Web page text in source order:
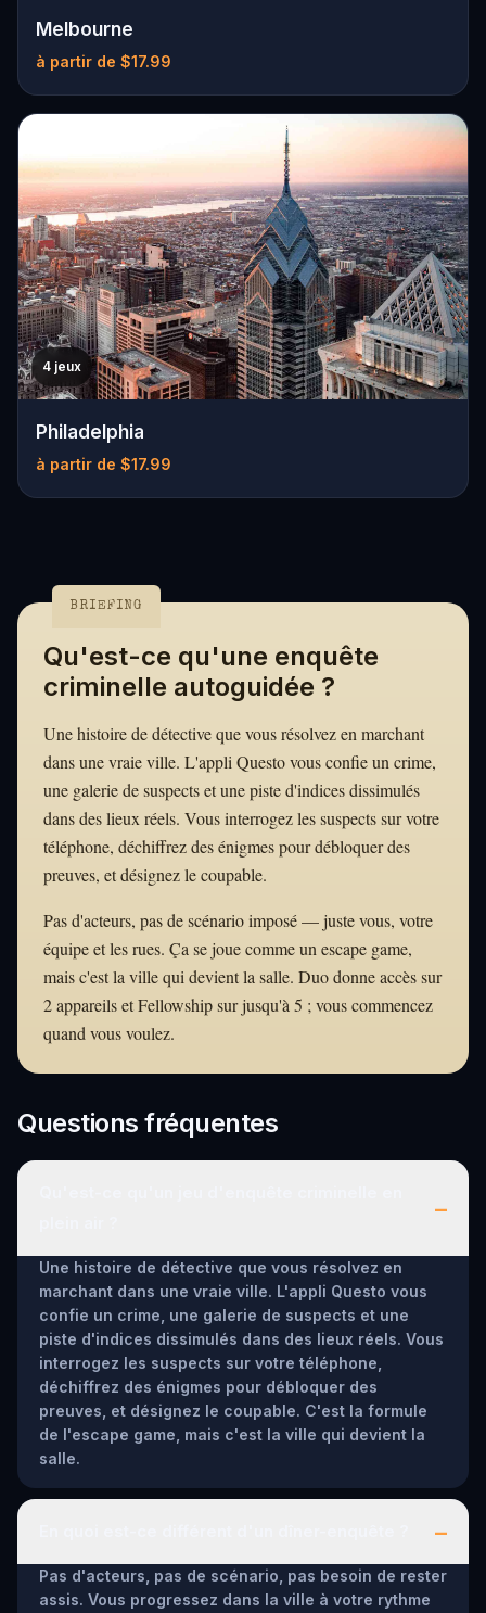
Melbourne
à partir de $17.99
4 jeux
Philadelphia
à partir de $17.99
BRIEFING
Qu'est-ce qu'une enquête
criminelle autoguidée ?
Une histoire de détective que vous résolvez en marchant
dans une vraie ville. L'appli Questo vous confie un crime,
une galerie de suspects et une piste d'indices dissimulés
dans des lieux réels. Vous interrogez les suspects sur votre
téléphone, déchiffrez des énigmes pour débloquer des
preuves, et désignez le coupable.
Pas d'acteurs, pas de scénario imposé — juste vous, votre
équipe et les rues. Ça se joue comme un escape game,
mais c'est la ville qui devient la salle. Duo donne accès sur
2 appareils et Fellowship sur jusqu'à 5 ; vous commencez
quand vous voulez.
Questions fréquentes
–
Une histoire de détective que vous résolvez en
marchant dans une vraie ville. L'appli Questo vous
confie un crime, une galerie de suspects et une
piste d'indices dissimulés dans des lieux réels. Vous
interrogez les suspects sur votre téléphone,
déchiffrez des énigmes pour débloquer des
preuves, et désignez le coupable. C'est la formule
de l'escape game, mais c'est la ville qui devient la
salle.
–
Pas d'acteurs, pas de scénario, pas besoin de rester
assis. Vous progressez dans la ville à votre rythme